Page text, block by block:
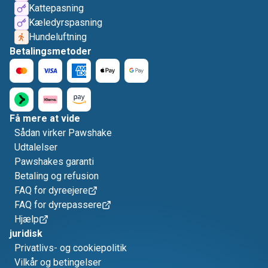
Kattepasning
Kæledyrspasning
Hundeluftning
Betalingsmetoder
Få mere at vide
Sådan virker Pawshake
Udtalelser
Pawshakes garanti
Betaling og refusion
FAQ for dyreejere
FAQ for dyrepassere
Hjælp
juridisk
Privatlivs- og cookiepolitik
Vilkår og betingelser